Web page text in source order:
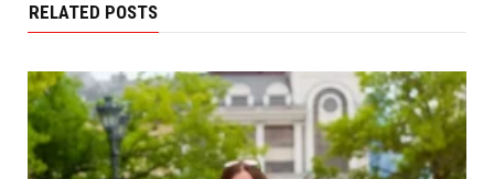
RELATED POSTS